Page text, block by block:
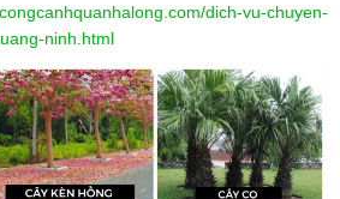
dich-vu-chuyen-
ninh.html